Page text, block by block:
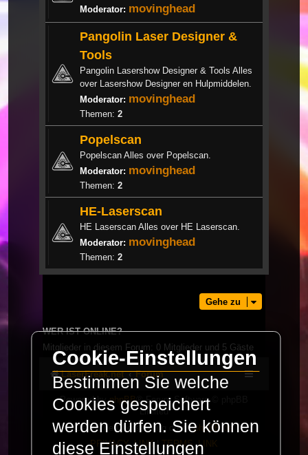
Moderator: movinghead
Pangolin Laser Designer &
Tools
Pangolin Lasershow Designer & Tools Alles
over Lasershow Designer en Hulpmiddelen.
Moderator: movinghead
Themen: 2
Popelscan
Popelscan Alles over Popelscan.
Moderator: movinghead
Themen: 2
HE-Laserscan
HE Laserscan Alles over HE Laserscan.
Moderator: movinghead
Themen: 2
Gehe zu
WER IST ONLINE?
Mitglieder in diesem Forum: 0 Mitglieder und 5 Gäste
LaserFreak.net Forum
Powered byphpBB® Forum Software © phpBB
Limited
Deutsche Übersetzung durchphpBB.de
PRIVACY_LINK| TERMS_LINK
Cookie-Einstellungen
Bestimmen Sie welche
Cookies gespeichert
werden dürfen. Sie können
diese Einstellungen